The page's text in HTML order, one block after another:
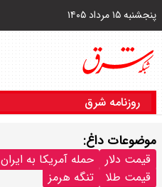
پنجشنبه ۱۵ مرداد ۱۴۰۵
روزنامه شرق
موضوعات داغ:
قیمت دلار حمله آمریکا به ایران
قیمت طلا
تنگه هرمز